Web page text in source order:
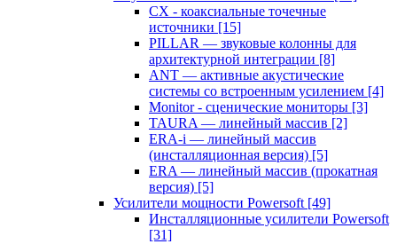
CX - коаксиальные точечные
источники [15]
PILLAR — звуковые колонны для
архитектурной интеграции [8]
ANT — активные акустические
системы со встроенным усилением [4]
Monitor - сценические мониторы [3]
TAURA — линейный массив [2]
ERA-i — линейный массив
(инсталляционная версия) [5]
ERA — линейный массив (прокатная
версия) [5]
Усилители мощности Powersoft [49]
Инсталляционные усилители Powersoft
[31]